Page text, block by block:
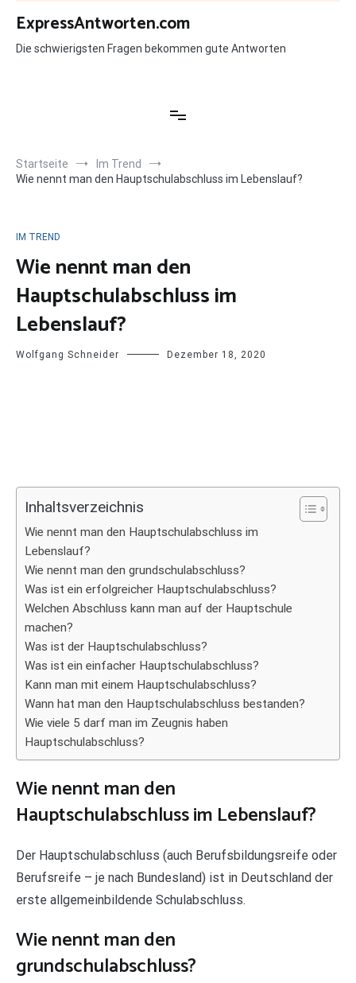
Zum
Inhalt
springen
ExpressAntworten.com
Die schwierigsten Fragen bekommen gute Antworten
Startseite
Im Trend
Wie nennt man den Hauptschulabschluss im Lebenslauf?
IM TREND
Wie nennt man den
Hauptschulabschluss im
Lebenslauf?
Wolfgang Schneider Dezember 18, 2020
Inhaltsverzeichnis
Wie nennt man den Hauptschulabschluss im
Lebenslauf?
Wie nennt man den grundschulabschluss?
Was ist ein erfolgreicher Hauptschulabschluss?
Welchen Abschluss kann man auf der Hauptschule
machen?
Was ist der Hauptschulabschluss?
Was ist ein einfacher Hauptschulabschluss?
Kann man mit einem Hauptschulabschluss?
Wann hat man den Hauptschulabschluss bestanden?
Wie viele 5 darf man im Zeugnis haben
Hauptschulabschluss?
Wie nennt man den
Hauptschulabschluss im Lebenslauf?
Der Hauptschulabschluss (auch Berufsbildungsreife oder
Berufsreife – je nach Bundesland) ist in Deutschland der
erste allgemeinbildende Schulabschluss.
Wie nennt man den
grundschulabschluss?